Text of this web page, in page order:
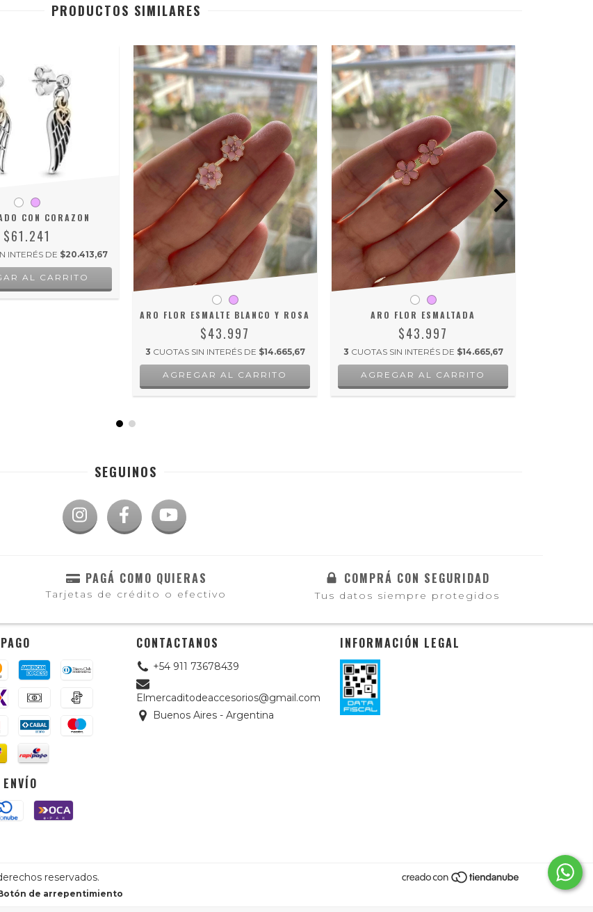
PRODUCTOS SIMILARES
CON CORAZON
$61.241
INTERÉS DE $20.413,67
AL CARRITO
ARO FLOR ESMALTE BLANCO Y ROSA
$43.997
3 CUOTAS SIN INTERÉS DE $14.665,67
AGREGAR AL CARRITO
ARO FLOR ESMALTADA
$43.997
3 CUOTAS SIN INTERÉS DE $14.665,67
AGREGAR AL CARRITO
SEGUINOS
PAGÁ COMO QUIERAS
Tarjetas de crédito o efectivo
COMPRÁ CON SEGURIDAD
Tus datos siempre protegidos
CONTACTANOS
+54 911 73678439
Elmercaditodeaccesorios@gmail.com
Buenos Aires - Argentina
INFORMACIÓN LEGAL
reservados.
de arrepentimiento